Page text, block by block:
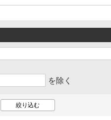
を除く